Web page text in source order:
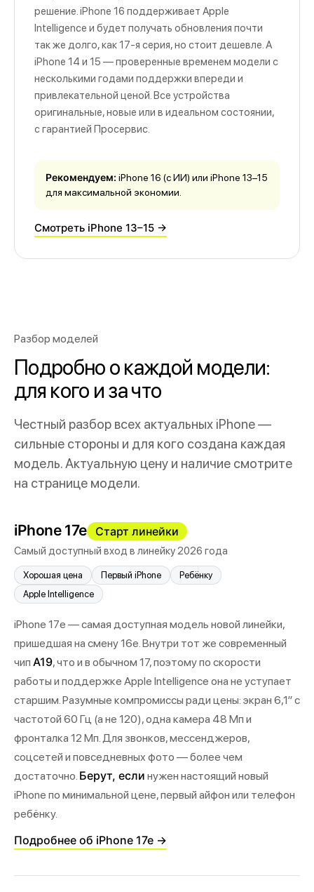
решение. iPhone 16 поддерживает Apple
Intelligence и будет получать обновления почти
так же долго, как 17-я серия, но стоит дешевле. А
iPhone 14 и 15 — проверенные временем модели с
несколькими годами поддержки впереди и
привлекательной ценой. Все устройства
оригинальные, новые или в идеальном состоянии,
с гарантией Просервис.
Рекомендуем: iPhone 16 (с ИИ) или iPhone 13–15
для максимальной экономии.
Смотреть iPhone 13–15 →
Разбор моделей
Подробно о каждой модели:
для кого и за что
Честный разбор всех актуальных iPhone —
сильные стороны и для кого создана каждая
модель. Актуальную цену и наличие смотрите
на странице модели.
iPhone 17e Старт линейки
Самый доступный вход в линейку 2026 года
Хорошая цена Первый iPhone
Ребёнку
Apple Intelligence
iPhone 17e — самая доступная модель новой линейки,
пришедшая на смену 16e. Внутри тот же современный
чип A19, что и в обычном 17, поэтому по скорости
работы и поддержке Apple Intelligence она не уступает
старшим. Разумные компромиссы ради цены: экран 6,1″ с
частотой 60 Гц (а не 120), одна камера 48 Мп и
фронталка 12 Мп. Для звонков, мессенджеров,
соцсетей и повседневных фото — более чем
достаточно. Берут, если нужен настоящий новый
iPhone по минимальной цене, первый айфон или телефон
ребёнку.
Подробнее об iPhone 17e →